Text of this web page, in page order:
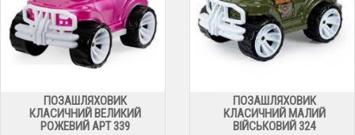
ПОЗАШЛЯХОВИК
КЛАСИЧНИЙ ВЕЛИКИЙ
РОЖЕВИЙ АРТ 339
ПОЗАШЛЯХОВИК
КЛАСИЧНИЙ МАЛИЙ
ВІЙСЬКОВИЙ 324